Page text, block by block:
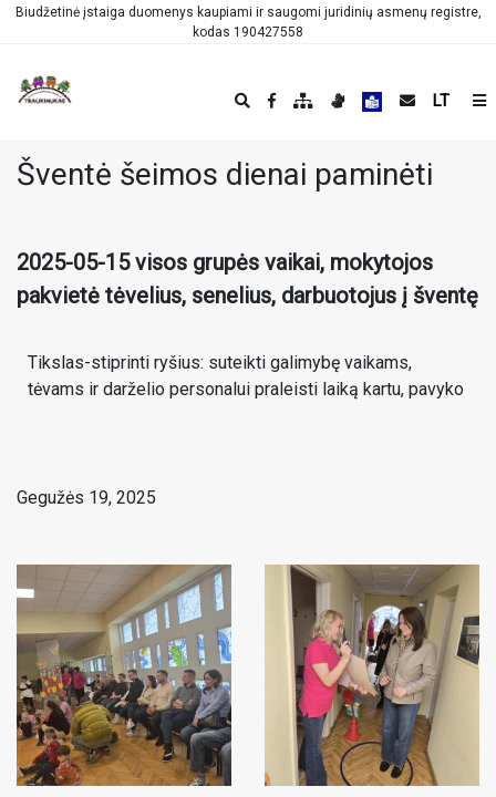
Biudžetinė įstaiga duomenys kaupiami ir saugomi juridinių asmenų registre,
kodas 190427558
LT
Šventė šeimos dienai paminėti
2025-05-15 visos grupės vaikai, mokytojos
pakvietė tėvelius, senelius, darbuotojus į šventę
Tikslas-stiprinti ryšius: suteikti galimybę vaikams,
tėvams ir darželio personalui praleisti laiką kartu, pavyko
Gegužės 19, 2025